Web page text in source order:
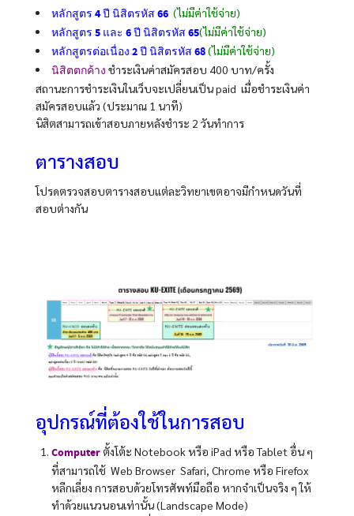
หลักสูตร 4 ปี นิสิตรหัส 66 (ไม่มีค่าใช้จ่าย)
หลักสูตร 5 และ 6 ปี นิสิตรหัส 65(ไม่มีค่าใช้จ่าย)
หลักสูตรต่อเนื่อง 2 ปี นิสิตรหัส 68(ไม่มีค่าใช้จ่าย)
นิสิตตกค้าง ชำระเงินค่าสมัครสอบ 400 บาท/ครั้ง
สถานะการชำระเงินในเว็บจะเปลี่ยนเป็น paid เมื่อชำระเงินค่า
สมัครสอบแล้ว (ประมาณ 1 นาที)
นิสิตสามารถเข้าสอบภายหลังชำระ 2 วันทำการ
ตารางสอบ
โปรดตรวจสอบตารางสอบแต่ละวิทยาเขตอาจมีกำหนดวันที่
สอบต่างกัน
อุปกรณ์ที่ต้องใช้ในการสอบ
Computerตั้งโต้ะ Notebook หรือ iPad หรือ Tablet อื่น ๆ
ที่สามารถใช้ Web Browser Safari, Chrome หรือ Firefox
หลีกเลี่ยง การสอบด้วยโทรศัพท์มือถือ หากจำเป็นจริง ๆ ให้
ทำด้วยแนวนอนเท่านั้น (Landscape Mode)